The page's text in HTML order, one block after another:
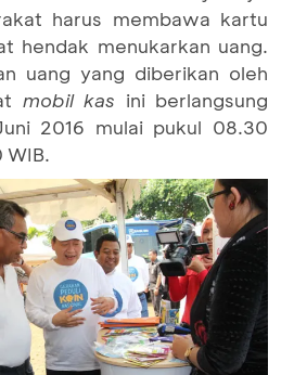
harus membawa kartu
hendak menukarkan uang.
uang yang diberikan oleh
mobil kas ini berlangsung
2016 mulai pukul 08.30
WIB.